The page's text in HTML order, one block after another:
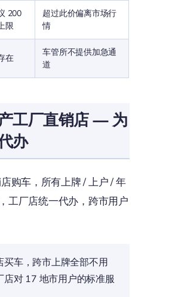
200
限
超过此价偏离市场行
情
在
车管所不提供加急通
道
工厂直销店 — 为
办
购车，所有上牌 / 上户 / 年
工厂店统一代办，跨市用户
买车，跨市上牌全部不用
店对 17 地市用户的标准服